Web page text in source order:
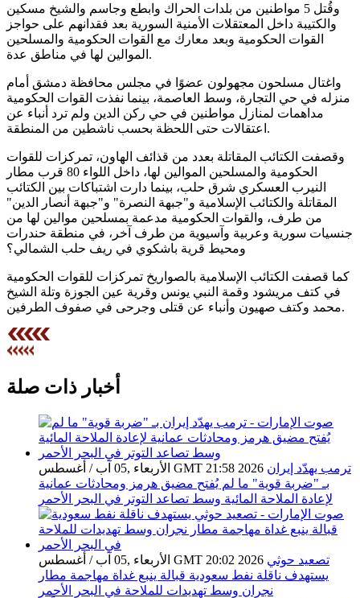
وقُتل 5 مواطنين من بلدات الحراك وابطع وجاسم والشيخ مسكين
والكتيبة داخل المعتقلات الأمنية السورية بعد فقدانهم على حواجز
القوات الحكومية وبعد معارك مع القوات الحكومية والمسلحين
الموالين لها في مناطق عدة.
واغتال مسلحون مجهولون عضوًا في مجلس محافظة دمشق أمام
منزله في حي التجارة، وسط العاصمة، بينما نفذت القوات الحكومية
مداهمات لمنازل مواطنين في حي ركن الدين ولم ترد أنباء عن
اعتقالات حتى اللحظة بحسب ناشطين من المنطقة.
وقصفت الكتائب المقاتلة بعدد من قذائف الهاون، تمركزات للقوات
الحكومية والمسلحين الموالين لها، داخل اللواء 80 قرب مطار
النيرب العسكري شرق حلب، بينما دارت اشتباكات بين الكتائب
المقاتلة والكتائب الإسلامية و"جبهة النصرة" و"جبهة أنصار الدين"
من طرف، والقوات الحكومية مدعمة بمسلحين موالين لها من
جنسيات سورية وعربية وآسيوية من طرف آخر، في منطقة حندرات
ومحيط قرية باشكوي في ريف حلب الشمالي؟
كما قصفت الكتائب الإسلامية بالصواريخ تمركزات للقوات الحكومية
في كتف مريشود وقمة النبي يونس وقرية عين الجوزة وتلة الشيخ
محمد وكتف صهيون وأنباء عن قتلى وجرحى في صفوف الطرفين.
أخبار ذات صلة
الأربعاء ,05 آب / أغسطس GMT 21:58 2026 ترمب يهدّد إيران
بـ "ضربة قوية" ما لم يُفتح مضيق هرمز ومحادثات عمانية
لإعادة الملاحة المائية وسط تصاعد التوتر في البحر الأحمر
الأربعاء ,05 آب / أغسطس GMT 20:02 2026 تصعيد حوثي
يستهدف ناقلة نفط سعودية قبالة ينبع غداة مهاجمة مطار
نجران وسط تهديدات للملاحة في البحر الأحمر